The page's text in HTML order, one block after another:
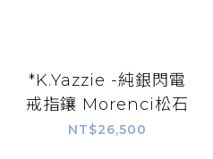
*K.Yazzie -純銀閃電
戒指鑲 Morenci松石
NT$26,500